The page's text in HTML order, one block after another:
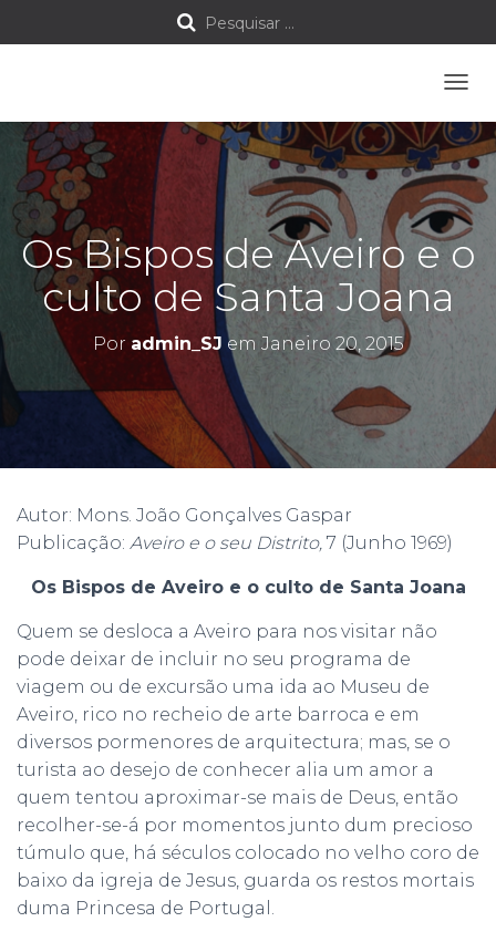
P
q
u
i
s
p
o
r
:
Pesquisar …
L
T
E
R
N
A
R
A
O
Os Bispos de Aveiro e o
culto de Santa Joana
Por admin_SJ em Janeiro 20, 2015
Autor: Mons. João Gonçalves Gaspar
Publicação: Aveiro e o seu Distrito, 7 (Junho 1969)
Os Bispos de Aveiro e o culto de Santa Joana
Quem se desloca a Aveiro para nos visitar não
pode deixar de incluir no seu programa de
viagem ou de excursão uma ida ao Museu de
Aveiro, rico no recheio de arte barroca e em
diversos pormenores de arquitectura; mas, se o
turista ao desejo de conhecer alia um amor a
quem tentou aproximar-se mais de Deus, então
recolher-se-á por momentos junto dum precioso
túmulo que, há séculos colocado no velho coro de
baixo da igreja de Jesus, guarda os restos mortais
duma Princesa de Portugal.